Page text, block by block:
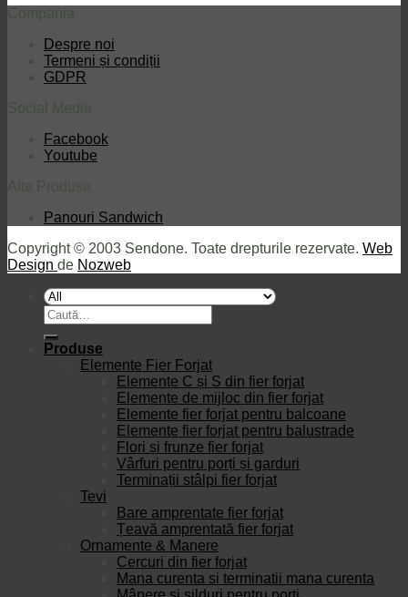
Compania
Despre noi
Termeni și condiții
GDPR
Social Media
Facebook
Youtube
Alte Produse
Panouri Sandwich
Copyright © 2003 Sendone. Toate drepturile rezervate. Web
Design de Nozweb
Caută
după:
Produse
Elemente Fier Forjat
Elemente C și S din fier forjat
Elemente de mijloc din fier forjat
Elemente fier forjat pentru balcoane
Elemente fier forjat pentru balustrade
Flori și frunze fier forjat
Vârfuri pentru porți și garduri
Terminații stâlpi fier forjat
Tevi
Bare amprentate fier forjat
Țeavă amprentată fier forjat
Ornamente & Manere
Cercuri din fier forjat
Mana curenta si terminatii mana curenta